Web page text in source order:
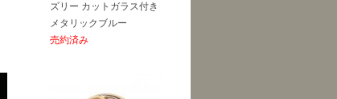
ズリー カットガラス付き
メタリックブルー
売約済み